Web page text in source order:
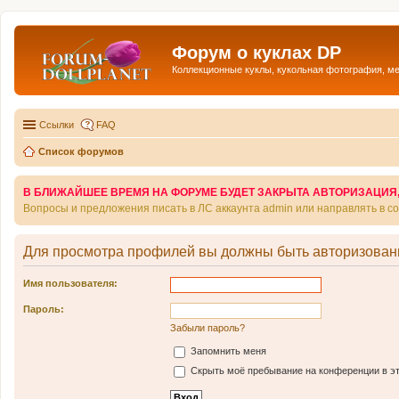
Форум о куклах DP
Коллекционные куклы, кукольная фотография,
Ссылки FAQ
Список форумов
В БЛИЖАЙШЕЕ ВРЕМЯ НА ФОРУМЕ БУДЕТ ЗАКРЫТА
Вопросы и предложения писать в ЛС аккаунта admin или направлять в
Для просмотра профилей вы должны быть
Имя пользователя:
Пароль:
Забыли пароль?
Запомнить меня
Скрыть моё пребывание на конференции в